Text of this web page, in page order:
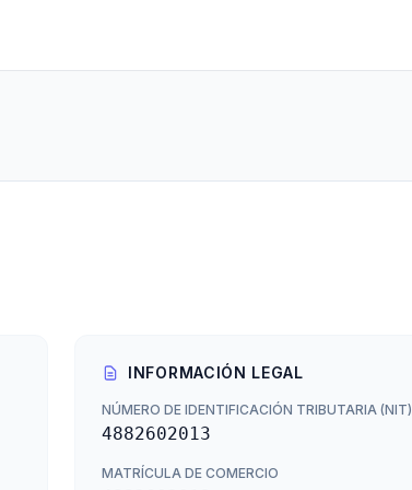
INFORMACIÓN LEGAL
NÚMERO DE IDENTIFICACIÓN TRIBUTARIA (NIT)
4882602013
MATRÍCULA DE COMERCIO